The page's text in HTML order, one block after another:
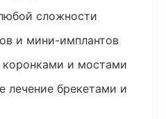
сложности
и мини-имплантов
коронками и мостами
лечение брекетами и